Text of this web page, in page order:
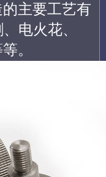
主要工艺有
电火花、
。